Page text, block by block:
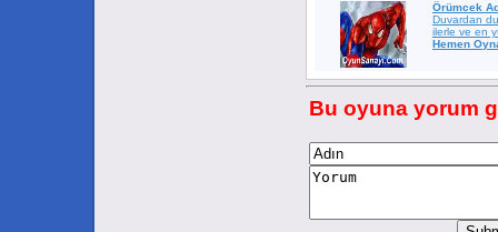
Örümcek
Duvardan
ilerle ve en
Hemen
Bu oyuna yorum